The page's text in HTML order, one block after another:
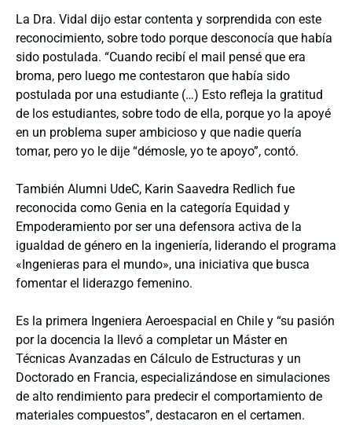
La Dra. Vidal dijo estar contenta y sorprendida con este
reconocimiento, sobre todo porque desconocía que había
sido postulada. “Cuando recibí el mail pensé que era
broma, pero luego me contestaron que había sido
postulada por una estudiante (…) Esto refleja la gratitud
de los estudiantes, sobre todo de ella, porque yo la apoyé
en un problema super ambicioso y que nadie quería
tomar, pero yo le dije “démosle, yo te apoyo”, contó.
También Alumni UdeC, Karin Saavedra Redlich fue
reconocida como Genia en la categoría Equidad y
Empoderamiento por ser una defensora activa de la
igualdad de género en la ingeniería, liderando el programa
«Ingenieras para el mundo», una iniciativa que busca
fomentar el liderazgo femenino.
Es la primera Ingeniera Aeroespacial en Chile y “su pasión
por la docencia la llevó a completar un Máster en
Técnicas Avanzadas en Cálculo de Estructuras y un
Doctorado en Francia, especializándose en simulaciones
de alto rendimiento para predecir el comportamiento de
materiales compuestos”, destacaron en el certamen.